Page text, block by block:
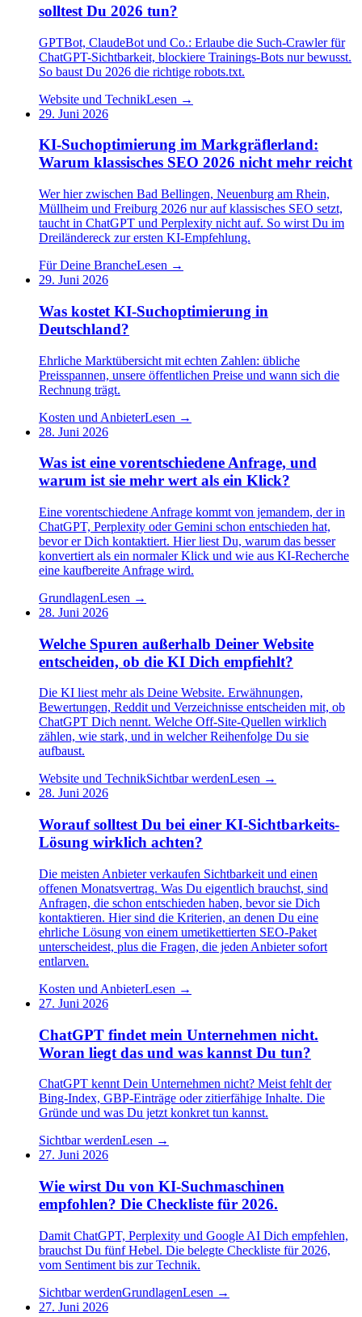
solltest Du 2026 tun?
GPTBot, ClaudeBot und Co.: Erlaube die Such-Crawler für
ChatGPT-Sichtbarkeit, blockiere Trainings-Bots nur bewusst.
So baust Du 2026 die richtige robots.txt.
Website und TechnikLesen →
29. Juni 2026
KI-Suchoptimierung im Markgräflerland:
Warum klassisches SEO 2026 nicht mehr reicht
Wer hier zwischen Bad Bellingen, Neuenburg am Rhein,
Müllheim und Freiburg 2026 nur auf klassisches SEO setzt,
taucht in ChatGPT und Perplexity nicht auf. So wirst Du im
Dreiländereck zur ersten KI-Empfehlung.
Für Deine BrancheLesen →
29. Juni 2026
Was kostet KI-Suchoptimierung in
Deutschland?
Ehrliche Marktübersicht mit echten Zahlen: übliche
Preisspannen, unsere öffentlichen Preise und wann sich die
Rechnung trägt.
Kosten und AnbieterLesen →
28. Juni 2026
Was ist eine vorentschiedene Anfrage, und
warum ist sie mehr wert als ein Klick?
Eine vorentschiedene Anfrage kommt von jemandem, der in
ChatGPT, Perplexity oder Gemini schon entschieden hat,
bevor er Dich kontaktiert. Hier liest Du, warum das besser
konvertiert als ein normaler Klick und wie aus KI-Recherche
eine kaufbereite Anfrage wird.
GrundlagenLesen →
28. Juni 2026
Welche Spuren außerhalb Deiner Website
entscheiden, ob die KI Dich empfiehlt?
Die KI liest mehr als Deine Website. Erwähnungen,
Bewertungen, Reddit und Verzeichnisse entscheiden mit, ob
ChatGPT Dich nennt. Welche Off-Site-Quellen wirklich
zählen, wie stark, und in welcher Reihenfolge Du sie
aufbaust.
Website und TechnikSichtbar werdenLesen →
28. Juni 2026
Worauf solltest Du bei einer KI-Sichtbarkeits-
Lösung wirklich achten?
Die meisten Anbieter verkaufen Sichtbarkeit und einen
offenen Monatsvertrag. Was Du eigentlich brauchst, sind
Anfragen, die schon entschieden haben, bevor sie Dich
kontaktieren. Hier sind die Kriterien, an denen Du eine
ehrliche Lösung von einem umetikettierten SEO-Paket
unterscheidest, plus die Fragen, die jeden Anbieter sofort
entlarven.
Kosten und AnbieterLesen →
27. Juni 2026
ChatGPT findet mein Unternehmen nicht.
Woran liegt das und was kannst Du tun?
ChatGPT kennt Dein Unternehmen nicht? Meist fehlt der
Bing-Index, GBP-Einträge oder zitierfähige Inhalte. Die
Gründe und was Du jetzt konkret tun kannst.
Sichtbar werdenLesen →
27. Juni 2026
Wie wirst Du von KI-Suchmaschinen
empfohlen? Die Checkliste für 2026.
Damit ChatGPT, Perplexity und Google AI Dich empfehlen,
brauchst Du fünf Hebel. Die belegte Checkliste für 2026,
vom Sentiment bis zur Technik.
Sichtbar werdenGrundlagenLesen →
27. Juni 2026